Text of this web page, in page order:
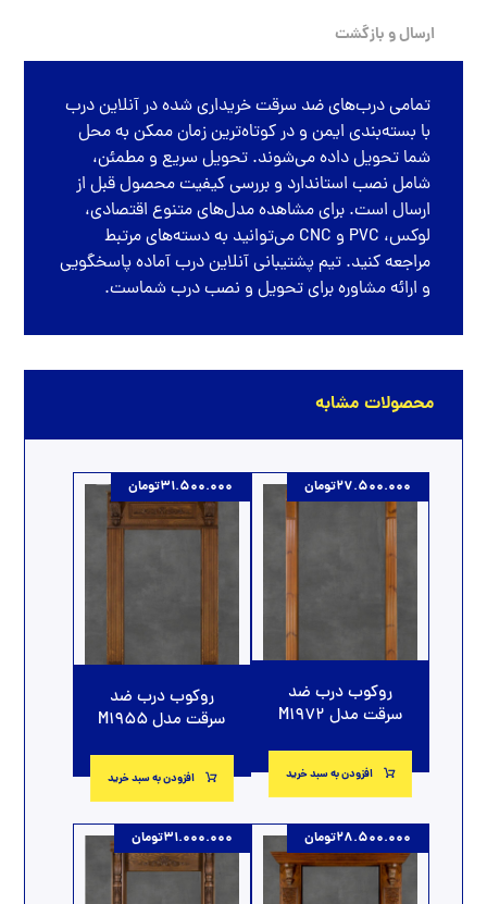
ارسال و بازگشت
تمامیدرب‌های ضد سرقتخریداری شده درآنلاین درب
با بسته‌بندی ایمن و در کوتاه‌ترین زمان ممکن به محل
شما تحویل داده می‌شوند. تحویل سریع و مطمئن،
شامل نصب استاندارد و بررسی کیفیت محصول قبل از
ارسال است. برای مشاهده مدل‌های متنوع اقتصادی،
لوکس، PVC و CNC می‌توانید به دسته‌های مرتبط
مراجعه کنید. تیم پشتیبانی آنلاین درب آماده پاسخگویی
و ارائه مشاوره برای تحویل و نصب درب شماست.
محصولات مشابه
روکوب درب ضد
سرقت مدل M1972
27.500.000تومان
افزودن به سبد خرید
روکوب درب ضد
سرقت مدل M1955
31.500.000تومان
افزودن به سبد خرید
28.500.000تومان 31.000.000تومان